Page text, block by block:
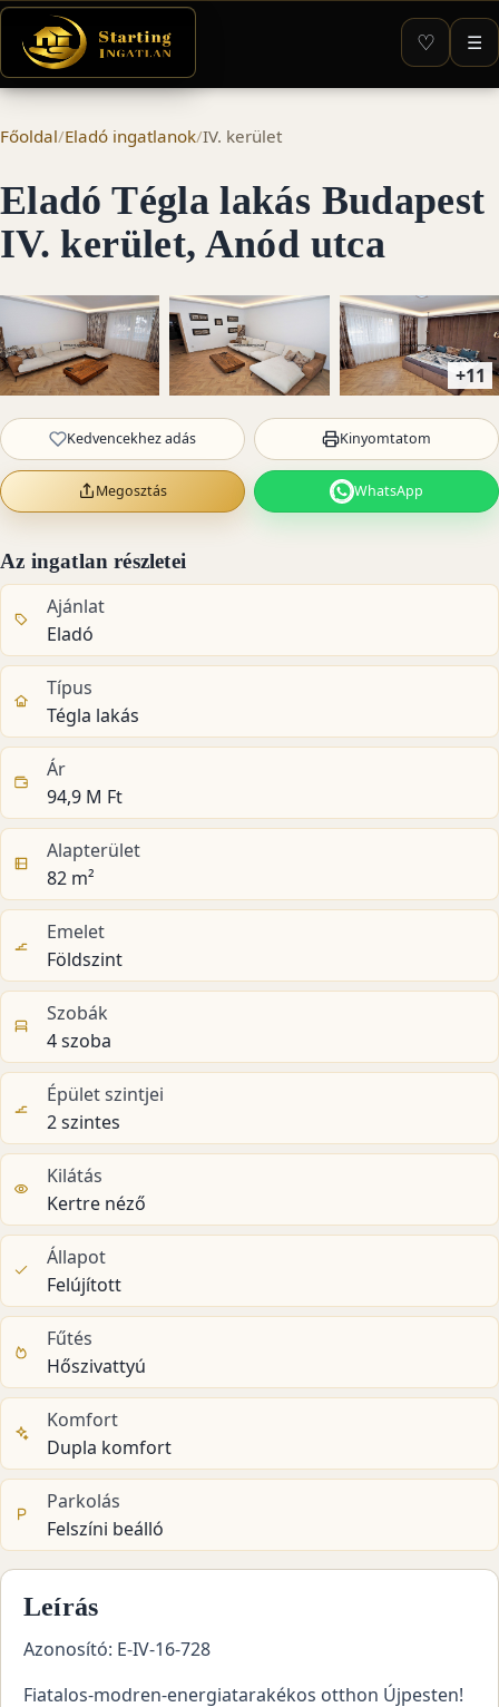
♡ ☰
Főoldal/Eladó ingatlanok/IV. kerület
Eladó Tégla lakás Budapest
IV. kerület, Anód utca
+11
Kedvencekhez adás Kinyomtatom
Megosztás WhatsApp
Az ingatlan részletei
Ajánlat
Eladó
Típus
Tégla lakás
Ár
94,9 M Ft
Alapterület
82 m²
Emelet
Földszint
Szobák
4 szoba
Épület szintjei
2 szintes
Kilátás
Kertre néző
Állapot
Felújított
Fűtés
Hőszivattyú
Komfort
Dupla komfort
Parkolás
Felszíni beálló
Leírás
Azonosító: E-IV-16-728
Fiatalos-modren-energiatarakékos otthon Újpesten!